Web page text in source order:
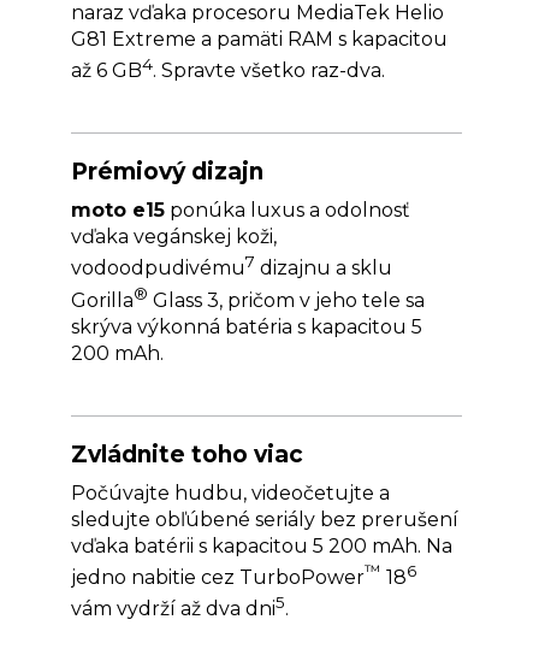
naraz vďaka procesoru MediaTek Helio
G81 Extreme a pamäti RAM s kapacitou
až 6 GB4. Spravte všetko raz-dva.
Prémiový dizajn
moto e15 ponúka luxus a odolnosť
vďaka vegánskej koži,
vodoodpudivému7 dizajnu a sklu
Gorilla® Glass 3, pričom v jeho tele sa
skrýva výkonná batéria s kapacitou 5
200 mAh.
Zvládnite toho viac
Počúvajte hudbu, videočetujte a
sledujte obľúbené seriály bez prerušení
vďaka batérii s kapacitou 5 200 mAh. Na
jedno nabitie cez TurboPower™ 186
vám vydrží až dva dni5.